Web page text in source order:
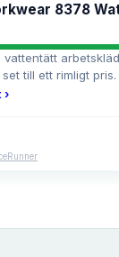
8378
vattentätt
till ett rimligt pris.